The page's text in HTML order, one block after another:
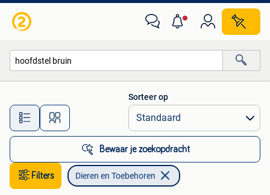
Alle afstanden…
Sorteer op
Bewaar je zoekopdracht
Filters Dieren en Toebehoren